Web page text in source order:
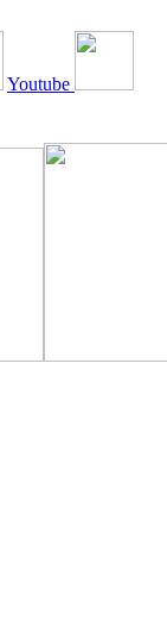
Youtube